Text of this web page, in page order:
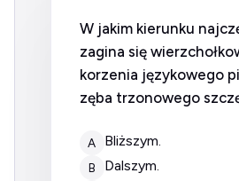
W jakim kierunku
zagina się
korzenia językowego
zęba trzonowego
A bliższym.
B dalszym.